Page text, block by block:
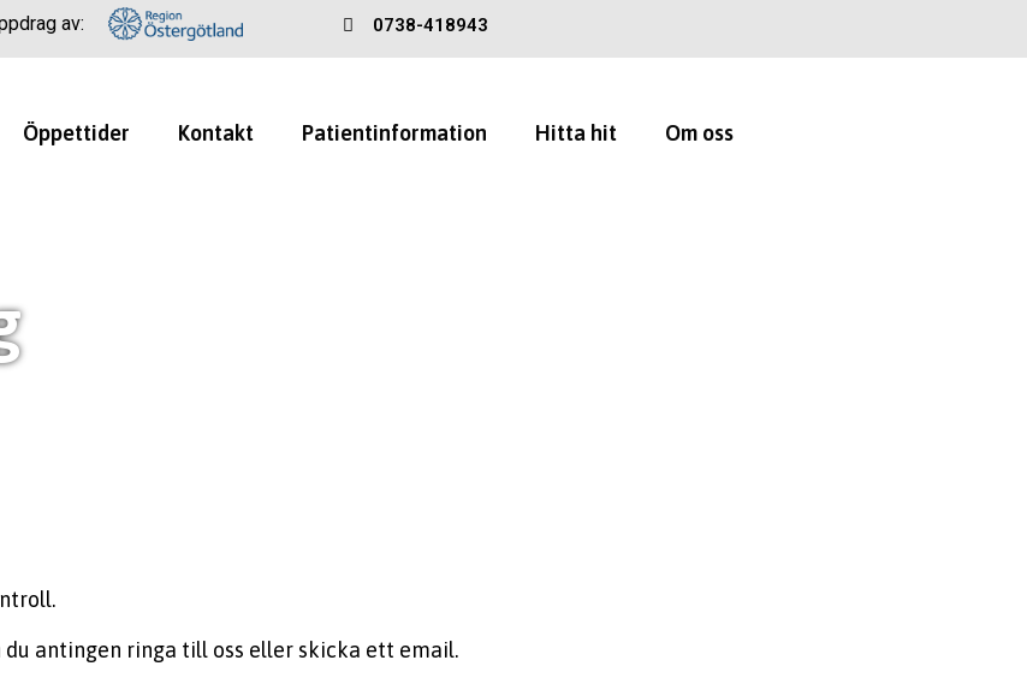
av: 0738-418943
Öppettider Kontakt Patientinformation Hitta hit Om oss
antingen ringa till oss eller skicka ett email.